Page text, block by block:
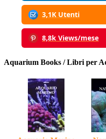
3,1K Utenti
8,8k Views/mese
Aquarium Books / Libri per